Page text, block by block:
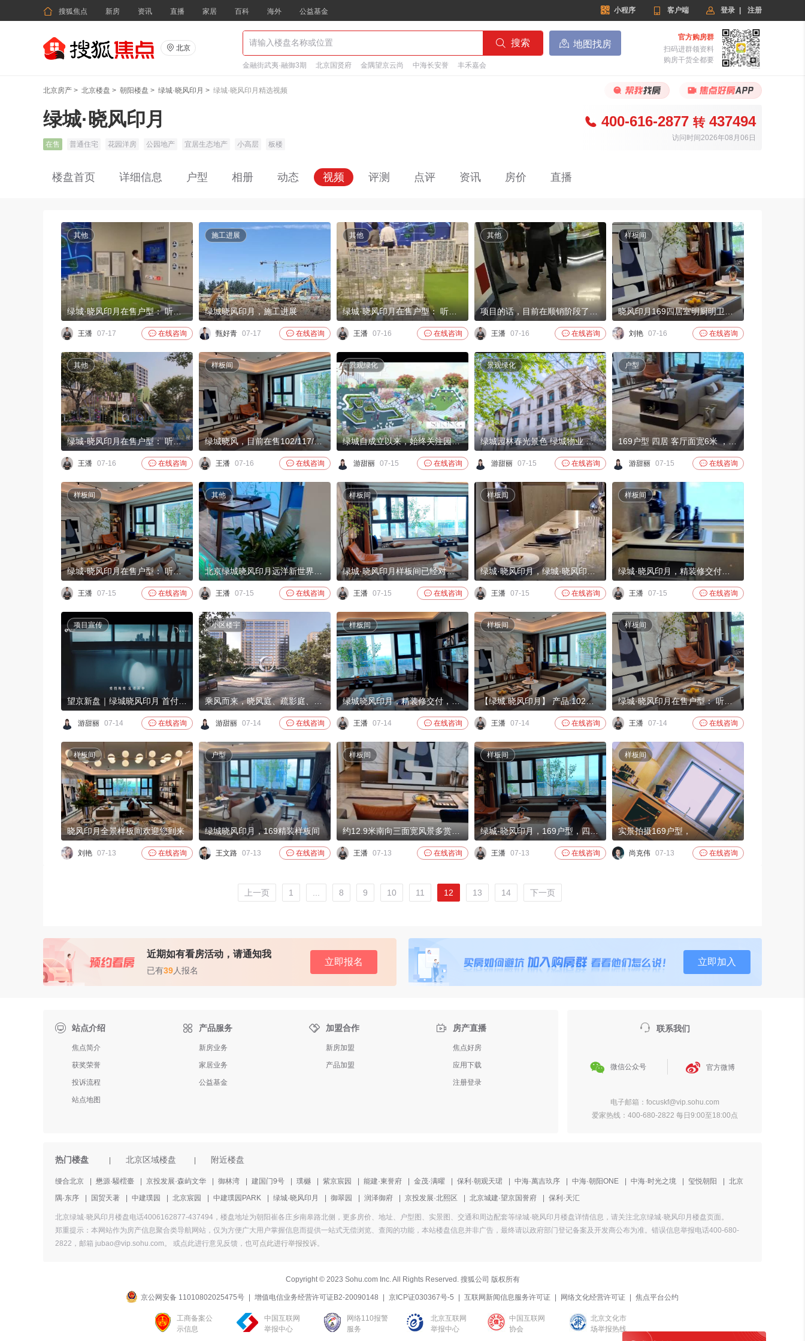
 搜狐焦点 新房 资讯 直播 家居 百科 海外 公益基金  小程序  客户端  登录 注册
 北京  搜索  地图找房
金融街武夷·融御3期 北京国贤府 金隅望京云尚 中海长安誉 丰禾嘉会
官方购房群
扫码进群领资料
购房干货全都要
北京房产 > 北京楼盘 > 朝阳楼盘 > 绿城·晓风印月 > 绿城·晓风印月精选视频
绿城·晓风印月
在售 普通住宅 花园洋房 公园地产 宜居生态地产 小高层 板楼
 400-616-2877 转437494
访问时间2026年08月06日
楼盘首页 详细信息 户型 相册 动态 视频 评测 点评 资讯 房价 直播
绿城·晓风印月在售户型： 听风～102m，3居 850-880万 追风～117m， 4居 1000-1040万 和风～145m，4居 1250-1300万 咏风～169m，4居1450-1500万
其他
王潘 07-17  在线咨询
绿城晓风印月，施工进展
施工进展
甄好青 07-17  在线咨询
其他
王潘 07-16  在线咨询
项目的话，目前在顺销阶段了，可以直接认购，有102和117的三居户型，还有145和169的四居户型，顺销中。
其他
王潘 07-16  在线咨询
样板间
刘艳 07-16  在线咨询
绿城·晓风印月在售户型： 听风～102m，3居 850-880万 追风～117m， 4居 1000-1040万 和风～145m，4居 1250-1300万 咏风～169m，4居1450-1500万
其他
王潘 07-16  在线咨询
绿城晓风，目前在售102/117/145/169平米，共计4个户型，为3居4居户型。
样板间
王潘 07-16  在线咨询
绿城自成立以来，始终关注园区内孩子的成长，绿 城相信，自然不仅是一种风景，也可以成为孩子的 “第二课堂”由此，绿城“春知学堂”正式亮相。“春知学堂”，是绿城基于原有的“植物功能体系”，对植物认知、体验、实用等功能进行深度挖掘，并形成集合“趣学”“乐玩”“妙用”的综合性模块。
景观绿化
游甜丽 07-15  在线咨询
绿城园林春光景色 绿城物业 美景尽收眼底
景观绿化
游甜丽 07-15  在线咨询
169户型 四居 客厅面宽6米 ，餐客厅面积55平 四叶草户型 得房率在83左右
户型
游甜丽 07-15  在线咨询
绿城·晓风印月在售户型： 听风～102m，3居 追风～117m， 4居 和风～145m，4居 咏风～169m，4居
样板间
王潘 07-15  在线咨询
其他
王潘 07-15  在线咨询
绿城·晓风印月样板间已经对外开放，欢迎实地看房。
样板间
王潘 07-15  在线咨询
绿城·晓风印月，绿城·晓风印月在售户型： 咏风～169m，4居1450-1500万。
样板间
王潘 07-15  在线咨询
样板间
王潘 07-15  在线咨询
望京新盘｜绿城晓风印月 首付350万起 火爆顺销中
项目宣传
游甜丽 07-14  在线咨询
乘风而来，晓风庭、疏影庭、映月庭一轴串 联，与建筑美好相和。秉承绿城“中轴对称”美学 理念的建筑，最大程度还原经典。花木水境，敞 怀迎归，建筑与园林相承的中轴对称的仪式感， 将纷乱的情绪吹散。越过景墙，遇见疏影庭的惊 喜画卷，景墙、水景，林荫合围，斑驳的光影映 在身上、地上，甚是
小区楼宇
游甜丽 07-14  在线咨询
绿城晓风印月，精装修交付，项目顺销中。
样板间
王潘 07-14  在线咨询
【绿城.晓风印月】 产品:102㎡-117㎡-145-㎡-169㎡[大产权] 装修情况:精装社区 均价:8.5万左右 总价:850~1500万左右 层高：2.9m 梯户比:2梯2户 车位：1:1.3
样板间
王潘 07-14  在线咨询
绿城·晓风印月在售户型： 听风～102m，3居 850-880万 追风～117m， 4居 1000-1040万 和风～145m，4居 1250-1300万 咏风～169m，4居1450-1500
样板间
王潘 07-14  在线咨询
晓风印月全景样板间欢迎您到来
样板间
刘艳 07-13  在线咨询
绿城晓风印月，169精装样板间
户型
王文路 07-13  在线咨询
约12.9米南向三面宽风景多赏一面空间折叠魔法优雅秩序时刻在线南向双套房尊享更多私密天地。
样板间
王潘 07-13  在线咨询
绿城·晓风印月，169户型，四室二厅三卫，改善户型最佳选择。
样板间
王潘 07-13  在线咨询
实景拍摄169户型，
样板间
尚克伟 07-13  在线咨询
上一页 1 8 9 10 11 12 13 14 下一页
近期如有看房活动，请通知我
已有39人报名
立即报名 立即加入
站点介绍
焦点简介
获奖荣誉
投诉流程
站点地图
 产品服务
新房业务
家居业务
公益基金
 加盟合作
新房加盟
产品加盟
 房产直播
焦点好房
应用下载
注册登录
 联系我们
 微信公众号  官方微博
电子邮箱：focuskf@vip.sohu.com
爱家热线：400-680-2822 每日9:00至18:00点
热门楼盘 北京区域楼盘 附近楼盘
缦合北京 懋源·騴橒臺 京投发展·森屿文华 御林湾 建国门9号 璞樾 紫京宸园 能建·東誉府 金茂·满曜 保利·朝观天珺 中海·萬吉玖序 中海·朝阳ONE 中海·时光之境 玺悦朝阳
北京
隅·东序
国贸天著 中建璞园 北京宸园 中建璞园PARK 绿城·晓风印月 御翠园 润泽御府 京投发展·北熙区 北京城建·望京国誉府 保利·天汇
北京绿城·晓风印月楼盘电话4006162877-437494，楼盘地址为朝阳崔各庄乡南皋路北侧，更多房价、地址、户型图、实景图、交通和周边配套等绿城·晓风印月楼盘详情信息，请关注北京绿城·晓风印月楼盘页面。
郑重提示：本网站作为房产信息聚合类导航网站，仅为方便广大用户掌握信息而提供一站式无偿浏览、查阅的功能，本站楼盘信息并非广告，最终请以政府部门登记备案及开发商公布为准。错误信息举报电话400-680-
2822，邮箱 jubao@vip.sohu.com。 或点此进行意见反馈， 也可点此进行举报投诉。
Copyright©2023 Sohu.com Inc. All Rights Reserved. 搜狐公司 版权所有
京公网安备 11010802025475号 增值电信业务经营许可证B2-20090148 京ICP证030367号-5 互联网新闻信息服务许可证 网络文化经营许可证 焦点平台公约
工商备案公
示信息
中国互联网
举报中心
网络110报警
服务
北京互联网
举报中心
中国互联网
协会
北京文化市
场举报热线